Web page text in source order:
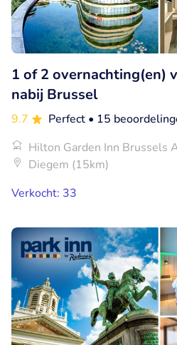
1 of 2 overnachting(en)
nabij Brussel
9.7 Perfect • 15
Hilton Garden Inn Brussels
Diegem (15km)
Verkocht: 33